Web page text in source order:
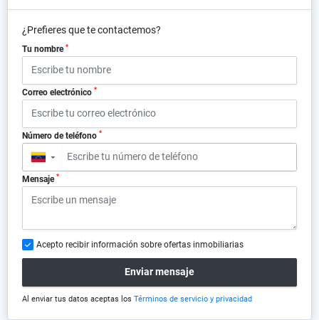
¿Prefieres que te contactemos?
Tu nombre *
Correo electrónico *
Número de teléfono *
▼
Mensaje *
Acepto recibir información sobre ofertas inmobiliarias
Enviar mensaje
Al enviar tus datos aceptas los Términos de servicio y privacidad